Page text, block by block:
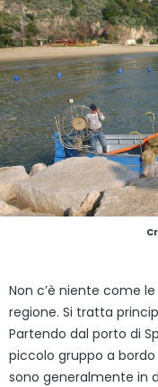
Non c’è niente come
regione. Si tratta
Partendo dal porto di
piccolo gruppo a
sono generalmente in